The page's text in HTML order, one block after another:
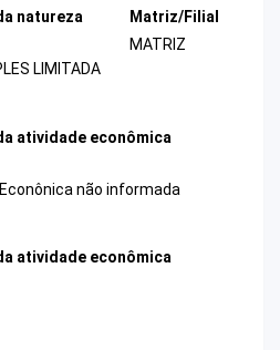
natureza
LIMITADA
Matriz/Filial
MATRIZ
atividade econômica
não informada
atividade econômica